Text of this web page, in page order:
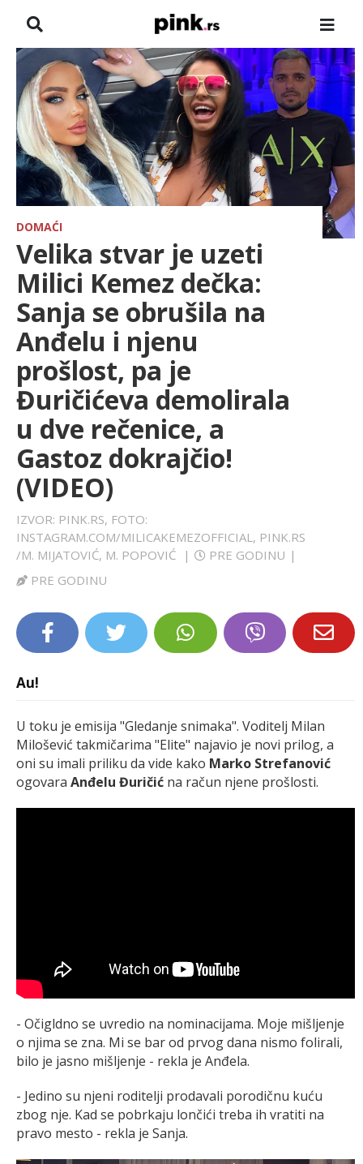
NASLOVNA
VESTI
ZADRUGA
SHOWBIZ
HRONIKA
FARMERI
TV
SPORT
LIFESTYLE
EXTRA
DOMAĆI
Velika stvar je uzeti
Milici Kemez dečka:
Sanja se obrušila na
Anđelu i njenu
prošlost, pa je
Đuričićeva demolirala
u dve rečenice, a
Gastoz dokrajčio!
(VIDEO)
IZVOR: PINK.RS, FOTO:
INSTAGRAM.COM/MILICAKEMEZOFFICIAL, PINK.RS
/M. MIJATOVIĆ, M. POPOVIĆ
| PRE GODINU |
PRE GODINU
Au!
U toku je emisija "Gledanje snimaka". Voditelj Milan
Milošević takmičarima "Elite" najavio je novi prilog, a
oni su imali priliku da vide kako Marko Strefanović
ogovara Anđelu Đuričić na račun njene prošlosti.
- Očigldno se uvredio na nominacijama. Moje mišljenje
o njima se zna. Mi se bar od prvog dana nismo folirali,
bilo je jasno mišljenje - rekla je Anđela.
- Jedino su njeni roditelji prodavali porodičnu kuću
zbog nje. Kad se pobrkaju lončići treba ih vratiti na
pravo mesto - rekla je Sanja.